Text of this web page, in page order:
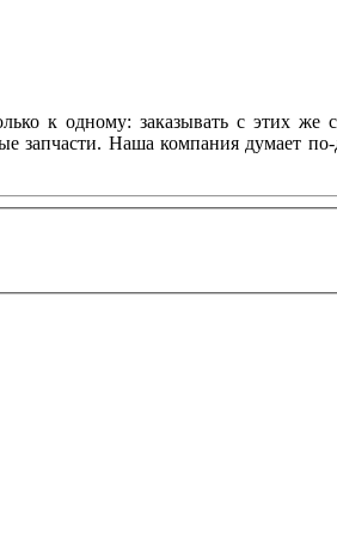
к одному: заказывать с этих же
запчасти. Наша компания думает